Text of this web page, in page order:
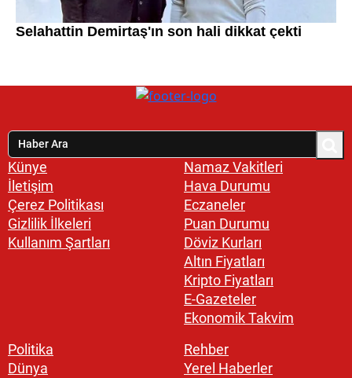
Künye
İletişim
Çerez Politikası
Gizlilik İlkeleri
Kullanım Şartları
Namaz Vakitleri
Hava Durumu
Eczaneler
Puan Durumu
Döviz Kurları
Altın Fiyatları
Kripto Fiyatları
E-Gazeteler
Ekonomik Takvim
Politika
Dünya
Rehber
Yerel Haberler